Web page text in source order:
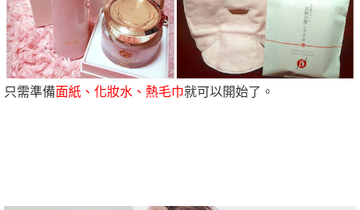
只需準備面紙、化妝水、熱毛巾就可以開始了。